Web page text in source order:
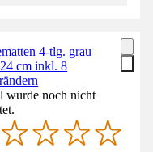
4-tlg. grau
cm inkl. 8
wurde noch nicht